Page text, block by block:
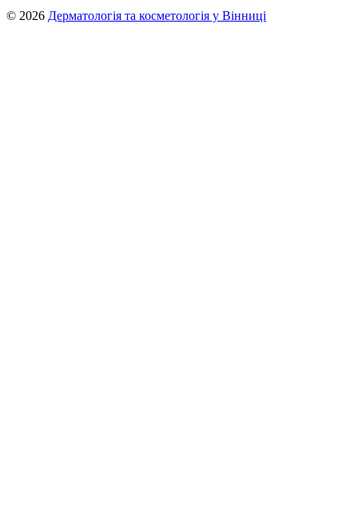
© 2026 Дерматологія та косметологія у Вінниці